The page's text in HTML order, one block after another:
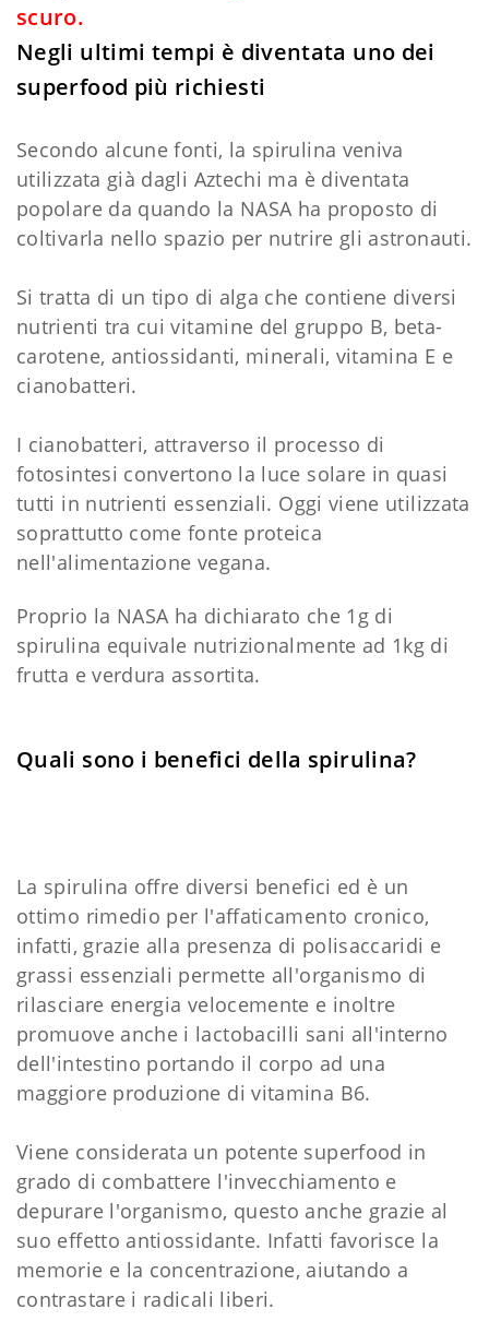
scuro.
Negli ultimi tempi è diventata uno dei
superfood più richiesti
Secondo alcune fonti, la spirulina veniva
utilizzata già dagli Aztechi ma è diventata
popolare da quando la NASA ha proposto di
coltivarla nello spazio per nutrire gli astronauti.
Si tratta di un tipo di alga che contiene diversi
nutrienti tra cui vitamine del gruppo B, beta-
carotene, antiossidanti, minerali, vitamina E e
cianobatteri.
I cianobatteri, attraverso il processo di
fotosintesi convertono la luce solare in quasi
tutti in nutrienti essenziali. Oggi viene utilizzata
soprattutto come fonte proteica
nell'alimentazione vegana.
Proprio la NASA ha dichiarato che 1g di
spirulina equivale nutrizionalmente ad 1kg di
frutta e verdura assortita.
Quali sono i benefici della spirulina?
La spirulina offre diversi benefici ed è un
ottimo rimedio per l'affaticamento cronico,
infatti, grazie alla presenza di polisaccaridi e
grassi essenziali permette all'organismo di
rilasciare energia velocemente e inoltre
promuove anche i lactobacilli sani all'interno
dell'intestino portando il corpo ad una
maggiore produzione di vitamina B6.
Viene considerata un potente superfood in
grado di combattere l'invecchiamento e
depurare l'organismo, questo anche grazie al
suo effetto antiossidante. Infatti favorisce la
memorie e la concentrazione, aiutando a
contrastare i radicali liberi.